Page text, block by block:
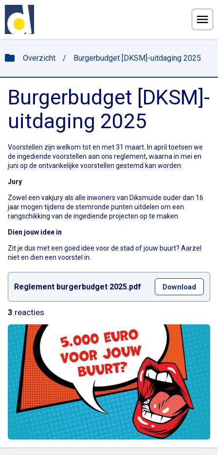
folder Overzicht / Burgerbudget [DKSM]-uitdaging 2025
Burgerbudget [DKSM]-
uitdaging 2025
Voorstellen zijn welkom tot en met 31 maart. In april toetsen we
de ingediende voorstellen aan ons reglement, waarna in mei en
juni op de ontvankelijke voorstellen gestemd kan worden.
Jury
Zowel een vakjury als alle inwoners van Diksmuide ouder dan 16
jaar mogen tijdens de stemronde punten uitdelen om een
rangschikking van de ingediende projecten op te maken.
Dien jouw idee in
Zit je dus met een goed idee voor de stad of jouw buurt? Aarzel
niet en dien een voorstel in.
Reglement burgerbudget 2025.pdf Download
3 reacties